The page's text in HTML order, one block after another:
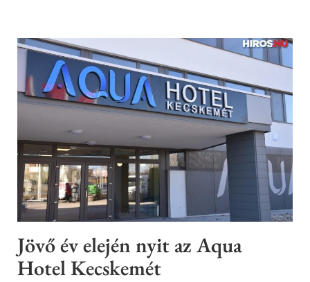
Jövő év elején nyit az Aqua
Hotel Kecskemét